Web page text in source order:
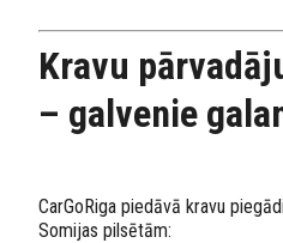
Kravu
– galvenie
CarGoRiga piedāvā kravu
Somijas pilsētām: